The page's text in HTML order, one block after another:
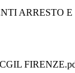
ARRESTO